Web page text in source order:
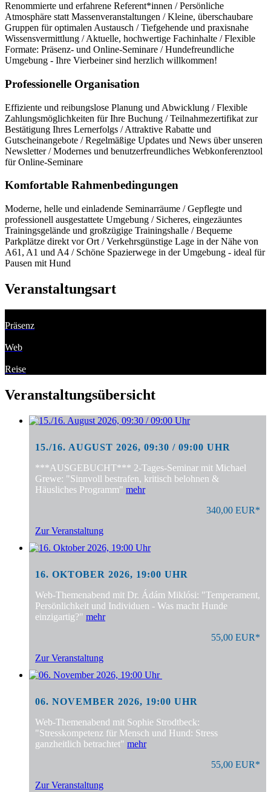
Renommierte und erfahrene Referent*innen / Persönliche
Atmosphäre statt Massenveranstaltungen / Kleine, überschaubare
Gruppen für optimalen Austausch / Tiefgehende und praxisnahe
Wissensvermittlung / Aktuelle, hochwertige Fachinhalte / Flexible
Formate: Präsenz- und Online-Seminare / Hundefreundliche
Umgebung - Ihre Vierbeiner sind herzlich willkommen!
Professionelle Organisation
Effiziente und reibungslose Planung und Abwicklung / Flexible
Zahlungsmöglichkeiten für Ihre Buchung / Teilnahmezertifikat zur
Bestätigung Ihres Lernerfolgs / Attraktive Rabatte und
Gutscheinangebote / Regelmäßige Updates und News über unseren
Newsletter / Modernes und benutzerfreundliches Webkonferenztool
für Online-Seminare
Komfortable Rahmenbedingungen
Moderne, helle und einladende Seminarräume / Gepflegte und
professionell ausgestattete Umgebung / Sicheres, eingezäuntes
Trainingsgelände und großzügige Trainingshalle / Bequeme
Parkplätze direkt vor Ort / Verkehrsgünstige Lage in der Nähe von
A61, A1 und A4 / Schöne Spazierwege in der Umgebung - ideal für
Pausen mit Hund
Veranstaltungsart
Präsenz
Web
Reise
Veranstaltungsübersicht
15./16. AUGUST 2026, 09:30 / 09:00 UHR
***AUSGEBUCHT*** 2-Tages-Seminar mit Michael
Grewe: "Sinnvoll bestrafen, kritisch belohnen &
Häusliches Programm" mehr
340,00 EUR*
Zur Veranstaltung
16. OKTOBER 2026, 19:00 UHR
Web-Themenabend mit Dr. Ádám Miklósi: "Temperament,
Persönlichkeit und Individuen - Was macht Hunde
einzigartig?" mehr
55,00 EUR*
Zur Veranstaltung
06. NOVEMBER 2026, 19:00 UHR
Web-Themenabend mit Sophie Strodtbeck:
"Stresskompetenz für Mensch und Hund: Stress
ganzheitlich betrachtet" mehr
55,00 EUR*
Zur Veranstaltung